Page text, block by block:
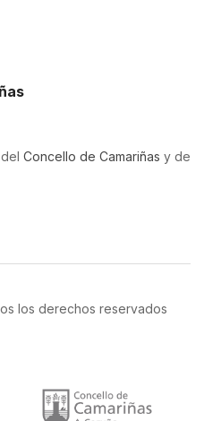
Concello de Camariñas y de
los derechos reservados